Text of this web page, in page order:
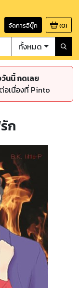
จัดการอีบุ๊ก (0)
ทั้งหมด
นนี้ กดเลย
อเนื่องที่ Pinto
ก